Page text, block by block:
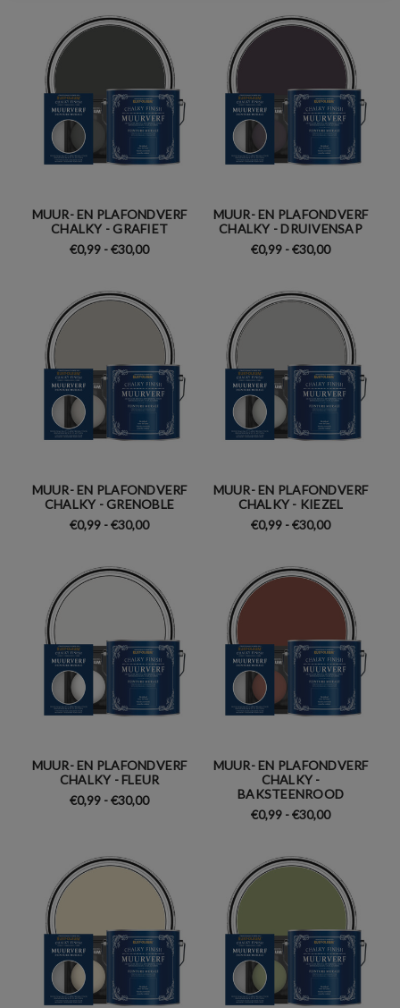
MUUR- EN PLAFONDVERF
CHALKY - GRAFIET
€0,99 - €30,00
MUUR- EN PLAFONDVERF
CHALKY - DRUIVENSAP
€0,99 - €30,00
MUUR- EN PLAFONDVERF
CHALKY - GRENOBLE
€0,99 - €30,00
MUUR- EN PLAFONDVERF
CHALKY - KIEZEL
€0,99 - €30,00
MUUR- EN PLAFONDVERF
CHALKY - FLEUR
€0,99 - €30,00
MUUR- EN PLAFONDVERF
CHALKY -
BAKSTEENROOD
€0,99 - €30,00